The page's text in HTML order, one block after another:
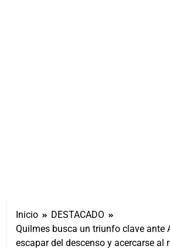
Inicio
DESTACADO
Quilmes busca un triunfo clave ante
escapar del descenso y acercarse al